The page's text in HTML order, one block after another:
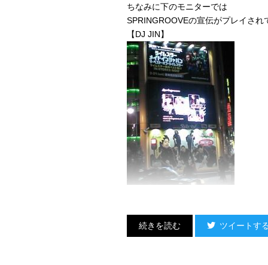
ともあれ面白いので読んでね！
来年もぜひまたお呼ばれしたいもので
（宇多丸）
ちなみに下のモニターでは
SPRINGROOVEの宣伝がプレイされ
【DJ JIN】
ツイートする